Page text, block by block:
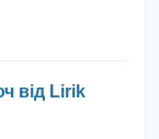
від Lirik